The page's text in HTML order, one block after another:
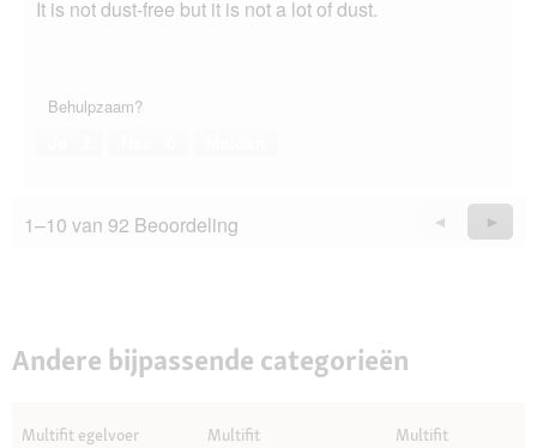
It is not dust-free but it is not a lot of dust.
Behulpzaam?
1–10 van 92 Beoordeling
Vorige
Questions
◄ ►
Andere bijpassende categorieën
Multifit egelvoer
Multifit
Multifit